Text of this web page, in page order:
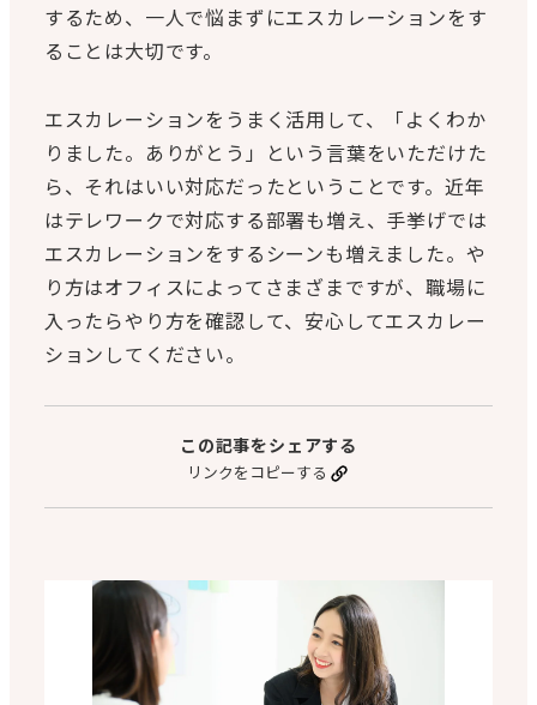
するため、一人で悩まずにエスカレーションをす
ることは大切です。
エスカレーションをうまく活用して、「よくわか
りました。ありがとう」という言葉をいただけた
ら、それはいい対応だったということです。近年
はテレワークで対応する部署も増え、手挙げでは
エスカレーションをするシーンも増えました。や
り方はオフィスによってさまざまですが、職場に
入ったらやり方を確認して、安心してエスカレー
ションしてください。
この記事をシェアする
リンクをコピーする